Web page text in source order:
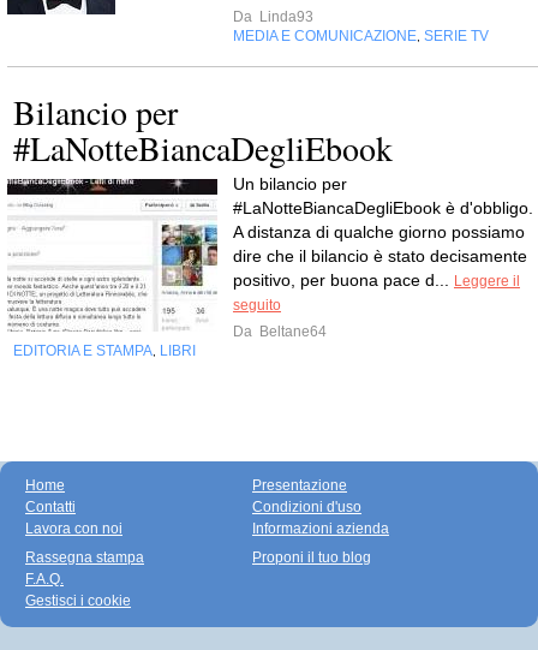
Da Linda93
MEDIA E COMUNICAZIONE SERIE TV
Bilancio per
#LaNotteBiancaDegliEbook
Un bilancio per
#LaNotteBiancaDegliEbook è d'obbligo.
A distanza di qualche giorno possiamo
dire che il bilancio è stato decisamente
positivo, per buona pace d...
Leggere il
seguito
Da Beltane64
EDITORIA E STAMPA LIBRI
Home
Contatti
Lavora con noi
Presentazione
Condizioni d'uso
Informazioni azienda
Rassegna stampa
F.A.Q.
Gestisci i cookie
Proponi il tuo blog